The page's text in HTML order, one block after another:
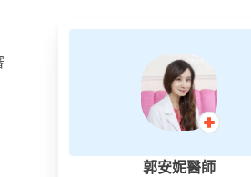
強求。 吸入時慢慢從
用停頓。從一數到五的節奏最好一
討論。無論是生理上還是心理上的
與表達：談話治療的 5 種心理
驗孕 懷孕第五週是驗孕的好時
得就代表「造人成功」，還是要驗
的皮膚之變化—孕斑 寶寶著床
面，會出現與懷孕有關的正常的色
臉部、特別是肚臍下方。原本身
包要帶什麼？產兆與待產注意事
動呢？有什麼要注意的地方呢？
有所疑慮的話，其實去公園走走、
郭安妮醫師